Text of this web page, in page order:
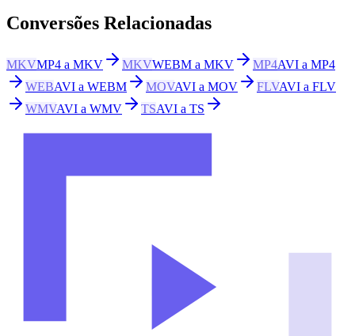
Conversões Relacionadas
MKVMP4 a MKV MKVWEBM a MKV MP4AVI a MP4
WEBAVI a WEBM MOVAVI a MOV FLVAVI a FLV
WMVAVI a WMV TSAVI a TS